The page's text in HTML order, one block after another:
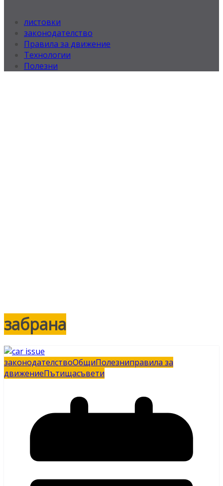
листовки
законодателство
Правила за движение
Технологии
Полезни
забрана
законодателствоОбщиПолезниправила за
движениеПътищасъвети